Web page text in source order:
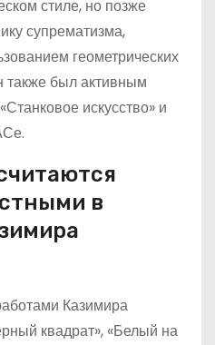
стиле, но позже
супрематизма,
геометрических
также был активным
искусство» и
в
Казимира
квадрат», «Белый на